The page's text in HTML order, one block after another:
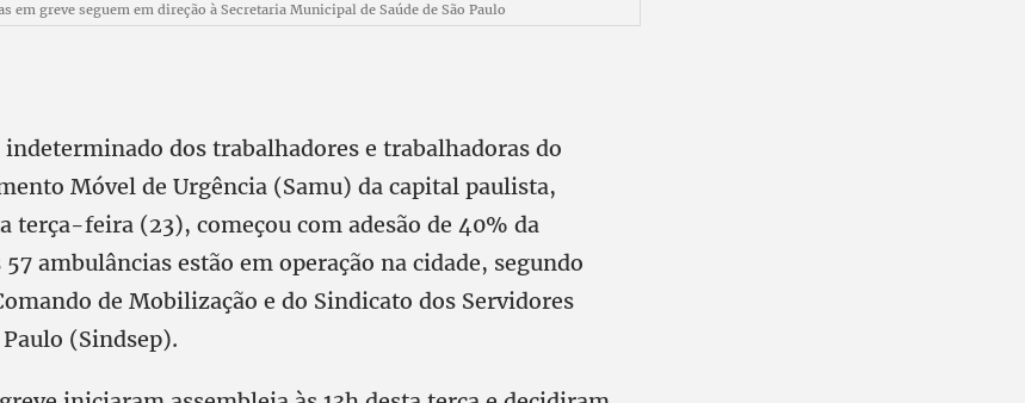
em greve seguem em direção à Secretaria Municipal de Saúde de São Paulo
dos trabalhadores e trabalhadoras do
Móvel de Urgência (Samu) da capital paulista,
terça-feira (23), começou com adesão de 40% da
ambulâncias estão em operação na cidade, segundo
de Mobilização e do Sindicato dos Servidores
(Sindsep).